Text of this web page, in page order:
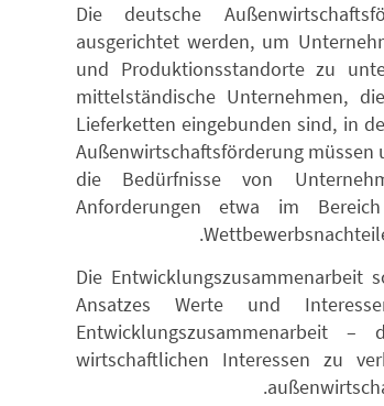
Die deutsche
ausgerichtet werden, um
und Produktionsstandorte zu
mittelständische Unternehmen,
Lieferketten eingebunden sind, in
Außenwirtschaftsförderung
die Bedürfnisse von
Anforderungen etwa im
Die Entwicklungszusammenarbeit
Ansatzes Werte und
wirtschaftlichen Interessen zu